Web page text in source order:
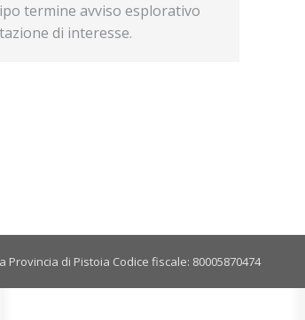
termine avviso esplorativo
di interesse.
di Pistoia Codice fiscale: 80005870474